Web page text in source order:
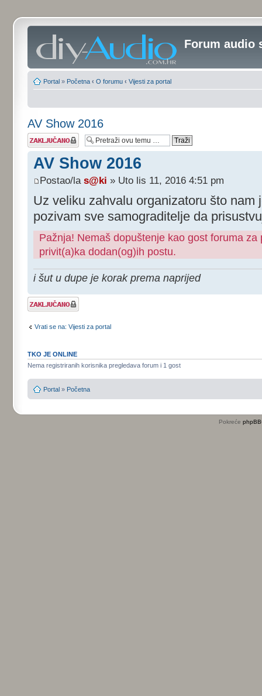
Forum audio
Portal » Početna ‹ O forumu ‹ Vijesti za portal
AV Show 2016
Tema je
zaključana
AV Show 2016
Postao/la s@ki » Uto lis 11, 2016 4:51 pm
Uz veliku zahvalu organizatoru što nam
pozivam sve samograditelje da
Pažnja! Nemaš dopuštenje kao gost foruma
privit(a)ka dodan(og)ih postu.
i šut u dupe je korak prema naprijed
Tema je
zaključana
Vrati se na: Vijesti za portal
TKO JE ONLINE
Nema registriranih korisnika pregledava forum i 1 gost
Portal » Početna
Pokreće phpBB